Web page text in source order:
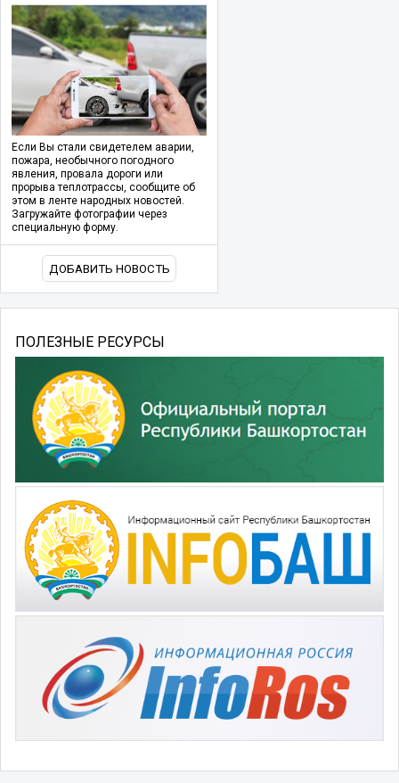
Если Вы стали свидетелем аварии,
пожара, необычного погодного
явления, провала дороги или
прорыва теплотрассы, сообщите об
этом в ленте народных новостей.
Загружайте фотографии через
специальную форму.
ДОБАВИТЬ НОВОСТЬ
ПОЛЕЗНЫЕ РЕСУРСЫ